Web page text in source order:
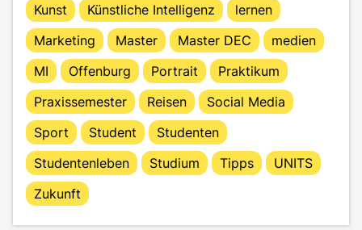
Kunst
Künstliche Intelligenz
lernen
Marketing
Master Master DEC
medien
MI
Offenburg Portrait
Praktikum
Praxissemester
Reisen
Social Media
Sport
Student
Studenten
Studentenleben
Studium Tipps
UNITS
Zukunft